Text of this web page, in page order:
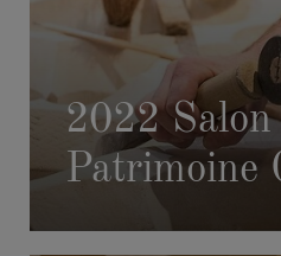
2022 Salon
Patrimoine